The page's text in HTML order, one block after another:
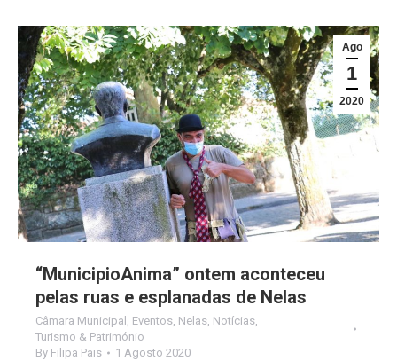
Ago
1
2020
“MunicipioAnima” ontem aconteceu
pelas ruas e esplanadas de Nelas
Câmara Municipal , Eventos, Nelas, Notícias,
Turismo & Património
By Filipa Pais 1 Agosto 2020